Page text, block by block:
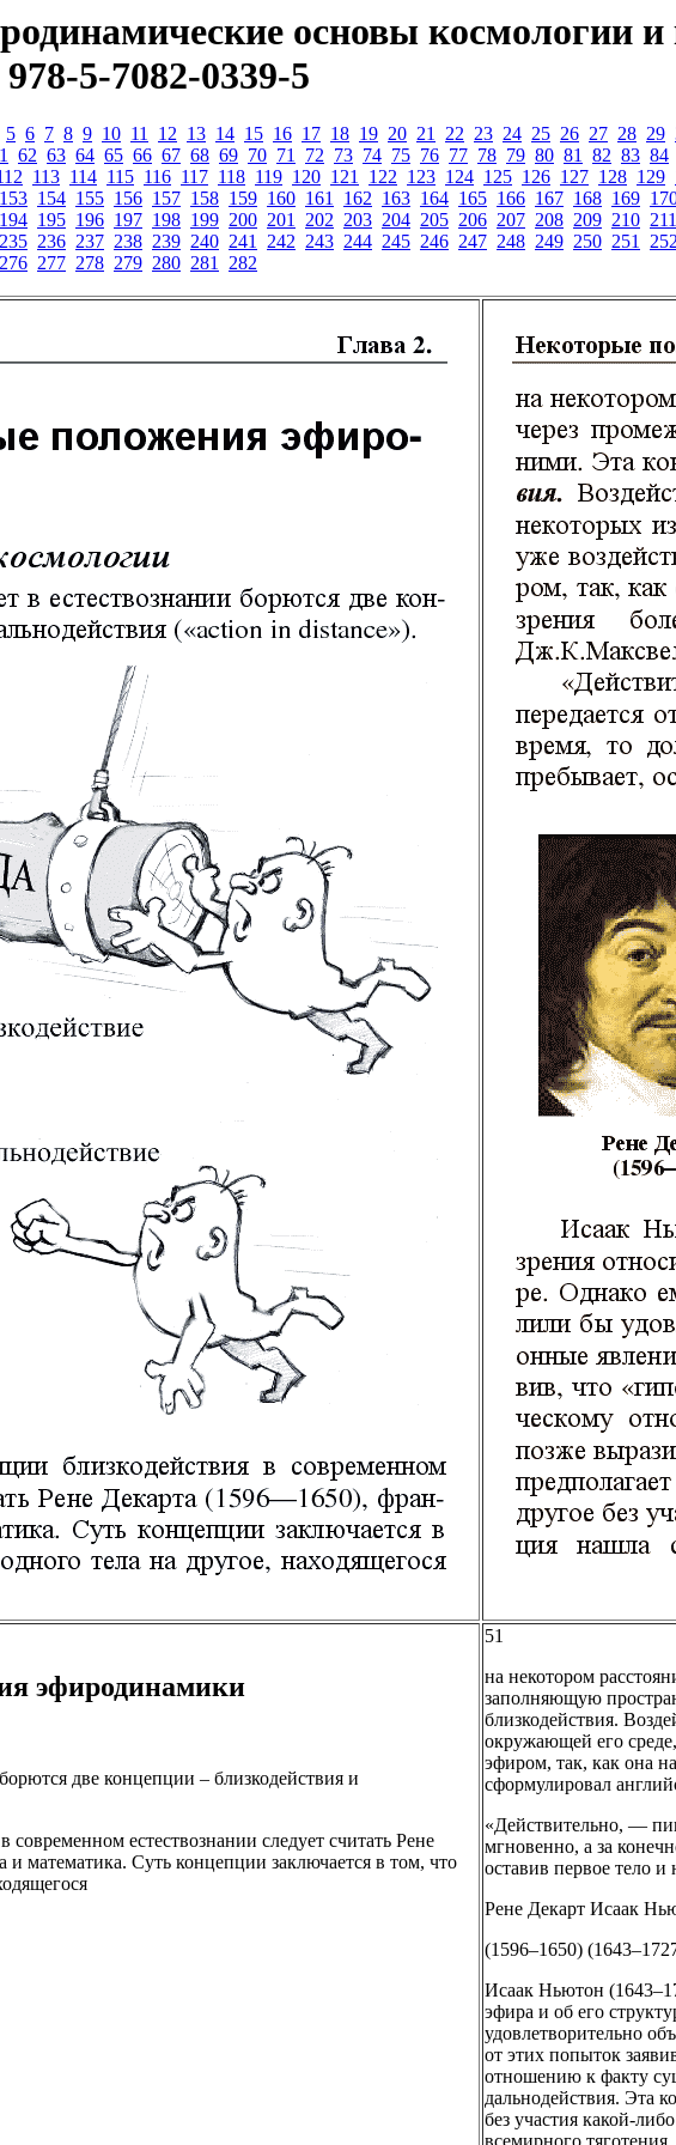
основы космологии
5-7082-0339-5
5 6 7 8 9 10 11 12 13 14 15 16 17 18 19 20 21 22 23 24 25 26 27 28 29
62 63 64 65 66 67 68 69 70 71 72 73 74 75 76 77 78 79 80 81 82 83 84
113 114 115 116 117 118 119 120 121 122 123 124 125 126 127 128 129
153 154 155 156 157 158 159 160 161 162 163 164 165 166 167 168 169
194 195 196 197 198 199 200 201 202 203 204 205 206 207 208 209 210 211
235 236 237 238 239 240 241 242 243 244 245 246 247 248 249 250 251
276 277 278 279 280 281 282
эфиродинамики
две концепции – близкодействия и
естествознании следует считать Рене
математика. Суть концепции заключается в том, что
51
на некотором
заполняющую
близкодействия.
окружающей его
эфиром, так, как она
сформулировал
«Действительно, —
мгновенно, а за
оставив первое тело и
Рене Декарт Исаак
(1596–1650)
Исаак Ньютон
эфира и об его
удовлетворительно
от этих попыток
отношению к факту
дальнодействия. Эта
без участия какой-